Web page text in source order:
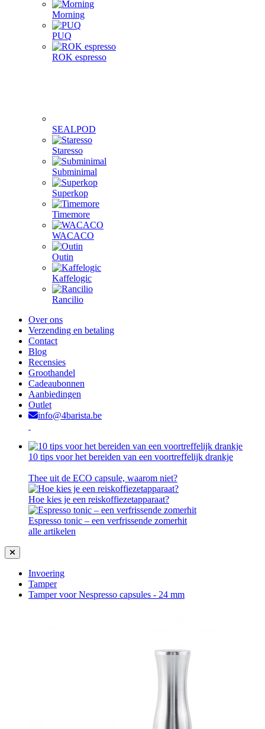
Morning
PUQ
ROK espresso
SEALPOD
Staresso
Subminimal
Superkop
Timemore
WACACO
Outin
Kaffelogic
Rancilio
Over ons
Verzending en betaling
Contact
Blog
Recensies
Groothandel
Cadeaubonnen
Aanbiedingen
Outlet
info@4barista.be
10 tips voor het bereiden van een voortreffelijk drankje
Thee uit de ECO capsule, waarom niet?
Hoe kies je een reiskoffiezetapparaat?
Espresso tonic – een verfrissende zomerhit
alle artikelen
Invoering
Tamper
Tamper voor Nespresso capsules - 24 mm